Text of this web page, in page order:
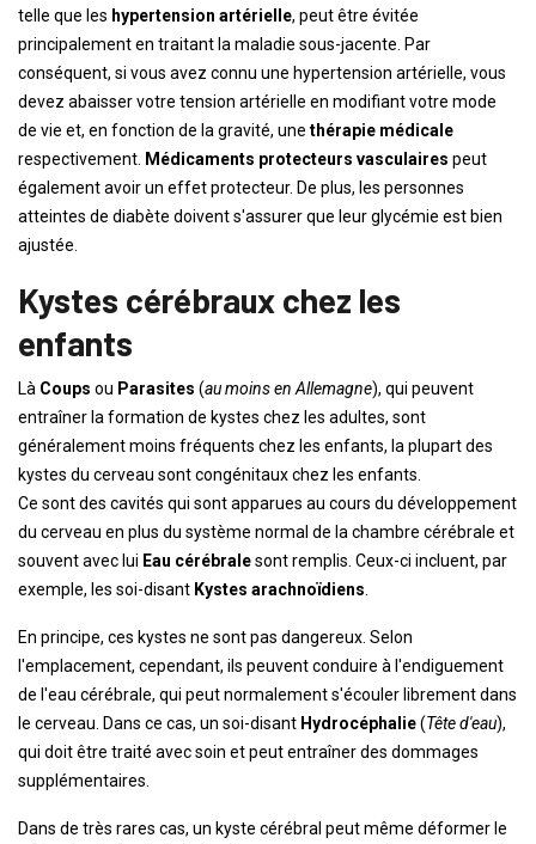
telle que les hypertension artérielle, peut être évitée
principalement en traitant la maladie sous-jacente. Par
conséquent, si vous avez connu une hypertension artérielle, vous
devez abaisser votre tension artérielle en modifiant votre mode
de vie et, en fonction de la gravité, une thérapie médicale
respectivement. Médicaments protecteurs vasculaires peut
également avoir un effet protecteur. De plus, les personnes
atteintes de diabète doivent s'assurer que leur glycémie est bien
ajustée.
Kystes cérébraux chez les
enfants
Là Coups ou Parasites (au moins en Allemagne), qui peuvent
entraîner la formation de kystes chez les adultes, sont
généralement moins fréquents chez les enfants, la plupart des
kystes du cerveau sont congénitaux chez les enfants.
Ce sont des cavités qui sont apparues au cours du développement
du cerveau en plus du système normal de la chambre cérébrale et
souvent avec lui Eau cérébralesont remplis. Ceux-ci incluent, par
exemple, les soi-disant Kystes arachnoïdiens
En principe, ces kystes ne sont pas dangereux. Selon
l'emplacement, cependant, ils peuvent conduire à l'endiguement
de l'eau cérébrale, qui peut normalement s'écouler librement dans
le cerveau. Dans ce cas, un soi-disant Hydrocéphalie(Tête d'eau),
qui doit être traité avec soin et peut entraîner des dommages
supplémentaires.
Dans de très rares cas, un kyste cérébral peut même déformer le